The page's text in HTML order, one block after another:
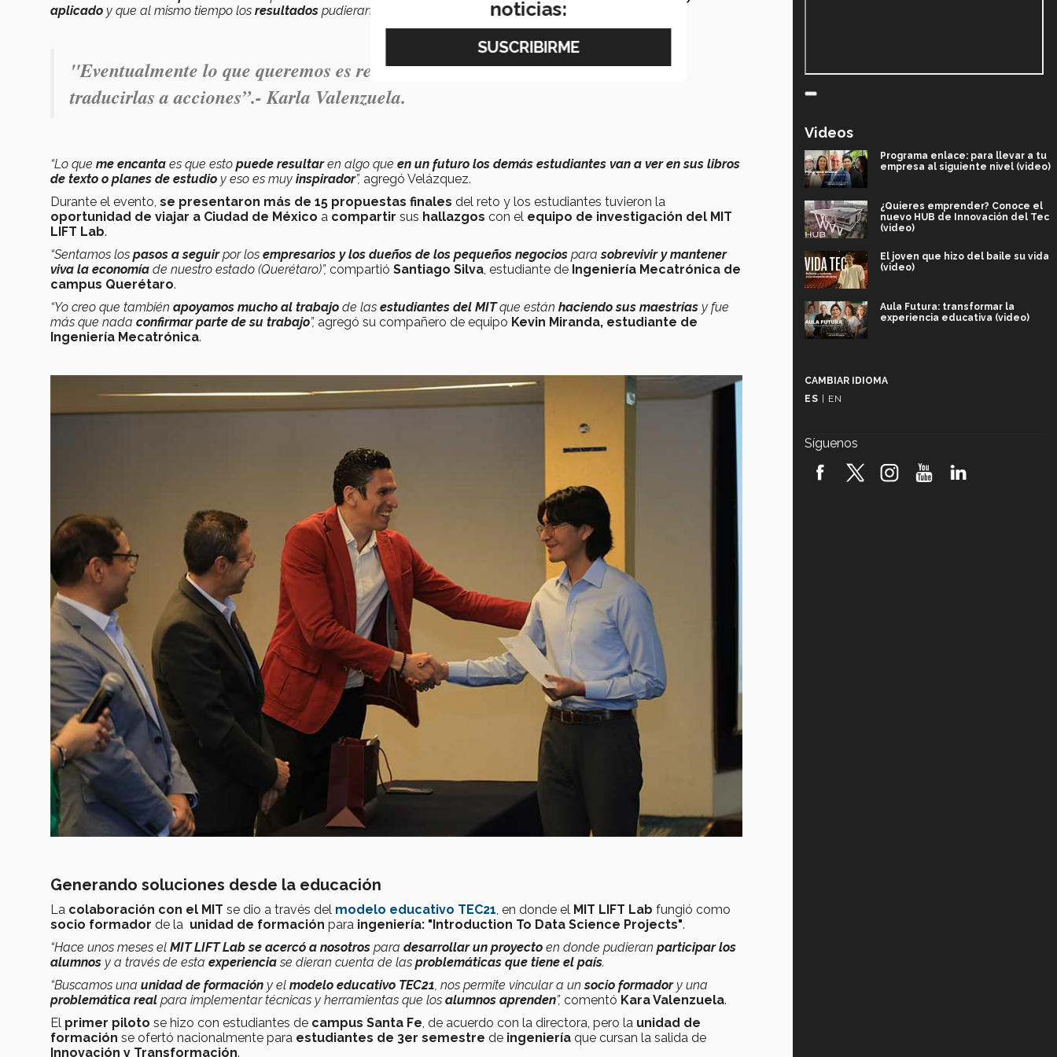
aplicado y que al mismo tiempo los resultados pudieran tener
"Eventualmente lo que queremos es realmente la implementación, ya las ideas
traducirlas a acciones”.- Karla Valenzuela.
“Lo que me encanta es que esto puede resultaren algo que en un futuro los demás estudiantes van a ver en sus libros
de texto o planes de estudio y eso es muy inspirador”, agregó Velázquez.
Durante el evento, se presentaron más de 15 propuestas finales del reto y los estudiantes tuvieron la
oportunidad de viajar a Ciudad de México a compartir sus hallazgos con el equipo de investigación del MIT
LIFT Lab.
“Sentamos los pasos a seguirpor los empresarios y los dueños de los pequeños negocios parasobrevivir y mantener
viva la economía de nuestro estado (Querétaro)”, compartió Santiago Silva, estudiante de Ingeniería Mecatrónica de
campus Querétaro.
“Yo creo que también apoyamos mucho al trabajo de las estudiantes del MITque están haciendo sus maestrías y fue
más que nada confirmar parte de su trabajo”, agregó su compañero de equipo Kevin Miranda, estudiante de
Ingeniería Mecatrónica.
Generando soluciones desde la educación
La colaboración con el MIT se dio a través del modelo educativo TEC21, en donde el MIT LIFT Lab fungió como
socio formador de la unidad de formación para ingeniería: "Introduction To Data Science Projects".
“Hace unos meses el MIT LIFT Lab se acercó a nosotros para desarrollar un proyecto en donde pudieran participar los
alumnos y a través de esta experienciase dieran cuenta de las problemáticas que tiene el país.
“Buscamos una unidad de formación y el modelo educativo TEC21, nos permite vincular a unsocio formadory una
problemática real para implementar técnicas y herramientas que los alumnos aprenden”, comentó Kara Valenzuela.
El primer piloto se hizo con estudiantes de campus Santa Fe, de acuerdo con la directora, pero la unidad de
formación se ofertó nacionalmente para estudiantes de 3er semestre de ingeniería que cursan la salida de
Innovación y Transformación.
Videos
Programa enlace: para llevar a tu
empresa al siguiente nivel (video)
¿Quieres emprender? Conoce el
nuevo HUB de Innovación del Tec
(video)
El joven que hizo del baile su vida
(video)
Aula Futura: transformar la
experiencia educativa (video)
robótica FIRST 2026! (video)
CAMBIAR IDIOMA
ES | EN
Síguenos
noticias: